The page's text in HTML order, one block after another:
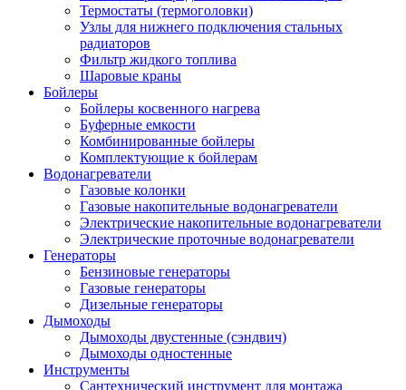
Термостаты (термоголовки)
Узлы для нижнего подключения стальных
радиаторов
Фильтр жидкого топлива
Шаровые краны
Бойлеры
Бойлеры косвенного нагрева
Буферные емкости
Комбинированные бойлеры
Комплектующие к бойлерам
Водонагреватели
Газовые колонки
Газовые накопительные водонагреватели
Электрические накопительные водонагреватели
Электрические проточные водонагреватели
Генераторы
Бензиновые генераторы
Газовые генераторы
Дизельные генераторы
Дымоходы
Дымоходы двустенные (сэндвич)
Дымоходы одностенные
Инструменты
Сантехнический инструмент для монтажа